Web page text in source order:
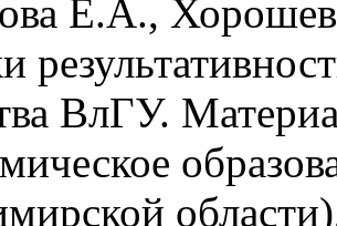
Е.А.,
ВлГУ.